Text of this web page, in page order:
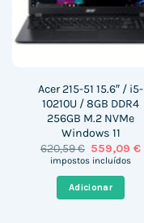
Acer 215-51 15.6″ / i5-
10210U / 8GB DDR4
256GB M.2 NVMe
Windows 11
620,59€ O
preço
620,59 €.
559,09€O
impostos incluídos
Adicionar